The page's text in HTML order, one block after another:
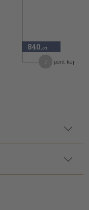
840 ,-Ft
pont kapható